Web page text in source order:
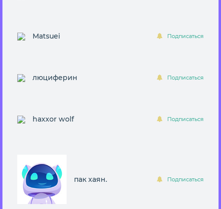
Matsuei Подписаться
люцифеpин Подписаться
haxxor wolf Подписаться
пак хаян. Подписаться